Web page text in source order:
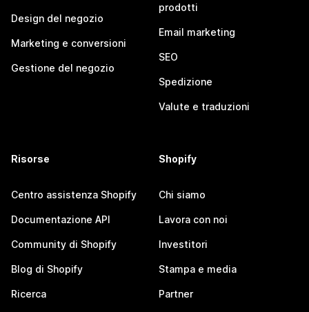
Design del negozio
Marketing e conversioni
Gestione del negozio
prodotti
Email marketing
SEO
Spedizione
Valute e traduzioni
Risorse
Centro assistenza Shopify
Documentazione API
Community di Shopify
Blog di Shopify
Ricerca
Shopify
Chi siamo
Lavora con noi
Investitori
Stampa e media
Partner